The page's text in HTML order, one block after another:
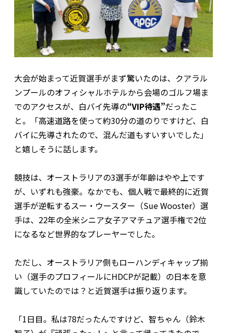
大会が始まって近賀選手がまず驚いたのは、クアラル
ンプールのオフィシャルホテルから会場のゴルフ場ま
でのアクセスが、白バイ先導の“VIP待遇”だったこ
と。「高速道路を使って約30分の道のりですけど、白
バイに先導されたので、混んだ道もすいすいでした」
と嬉しそうに話します。
競技は、オーストラリアの3選手が年齢はやや上です
が、いずれも強豪。なかでも、個人戦で最終的に近賀
選手が逆転するスー・ウースター（Sue Wooster）選
手は、22年の全米シニア女子アマチュア選手権で2位
になるなど世界的なプレーヤーでした。
ただし、オーストラリア側もローハンディキャップ揃
い（選手のプロフィールにHDCPが記載）の日本を意
識していたのでは？と近賀選手は振り返ります。
「1日目。私は78だったんですけど、智ちゃん（鈴木